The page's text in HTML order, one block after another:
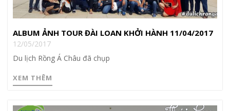
ALBUM ẢNH TOUR ĐÀI LOAN KHỞI HÀNH 11/04/2017
12/05/2017
Du lịch Rồng Á Châu đã chụp
XEM THÊM